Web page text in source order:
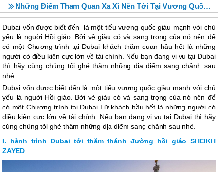
Những Điểm Tham Quan Xa Xỉ Nên Tới Tại Vương Quốc Dubai – Phần 1
Dubai vốn được biết đến là một tiểu vương quốc giàu mạnh với chủ
yếu là người Hồi giáo. Bởi vẻ giàu có và sang trọng của nó nên để
có một Chương trình tại Dubai khách thăm quan hầu hết là những
người có điều kiện cực lớn về tài chính. Nếu bạn đang vi vu tại Dubai
thì hãy cùng chúng tôi ghé thăm những địa điểm sang chảnh sau
nhé.
Dubai vốn được biết đến là một tiểu vương quốc giàu mạnh với chủ
yếu là người Hồi giáo. Bởi vẻ giàu có và sang trọng của nó nên để
có một Chương trình tại Dubai Lữ khách hầu hết là những người có
điều kiện cực lớn về tài chính. Nếu bạn đang vi vu tại Dubaithì hãy
cùng chúng tôi ghé thăm những địa điểm sang chảnh sau nhé.
hành trình Dubai tới thăm thánh đường hồi giáo SHEIKH
ZAYED